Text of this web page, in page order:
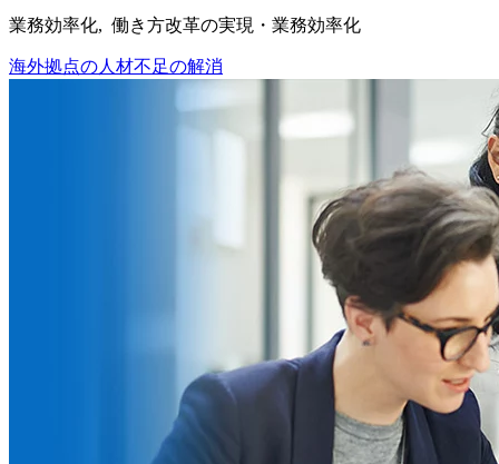
業務効率化, 働き方改革の実現・業務効率化
海外拠点の人材不足の解消